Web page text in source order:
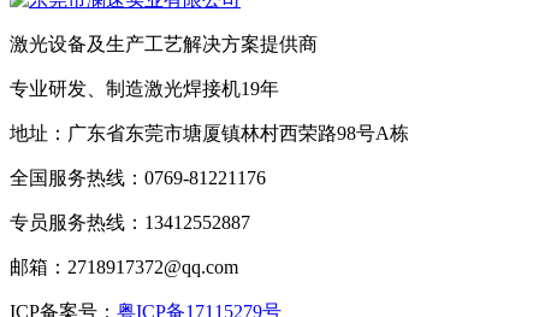
激光设备及生产工艺解决方案提供商
专业研发、制造激光焊接机19年
地址：广东省东莞市塘厦镇林村西荣路98号A栋
全国服务热线：0769-81221176
专员服务热线：13412552887
邮箱：2718917372@qq.com
ICP备案号： 粤ICP备17115279号